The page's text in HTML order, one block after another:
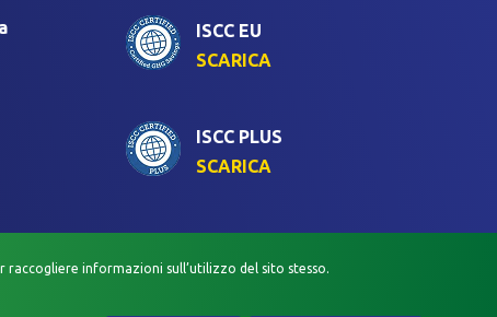
ISCC EU
SCARICA
ISCC PLUS
SCARICA
informazioni sull’utilizzo del sito stesso.